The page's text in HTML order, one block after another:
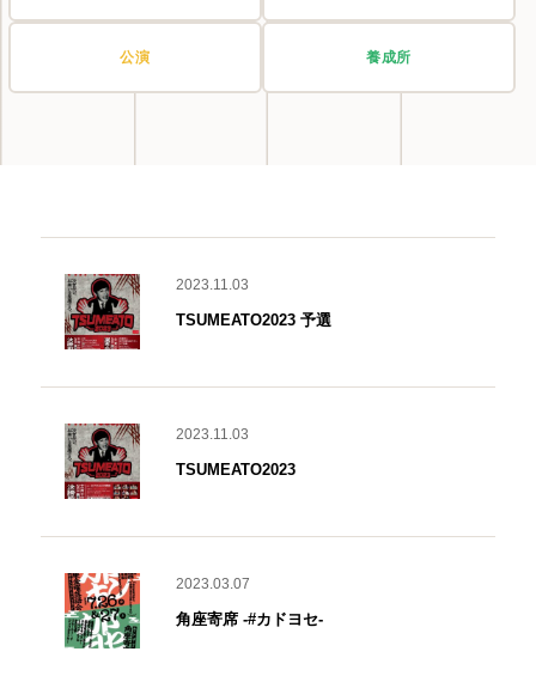
公演 養成所
2023.11.03
TSUMEATO2023 予選
2023.11.03
TSUMEATO2023
2023.03.07
角座寄席 -#カドヨセ-